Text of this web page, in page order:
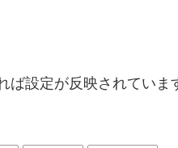
ば設定が反映されていま